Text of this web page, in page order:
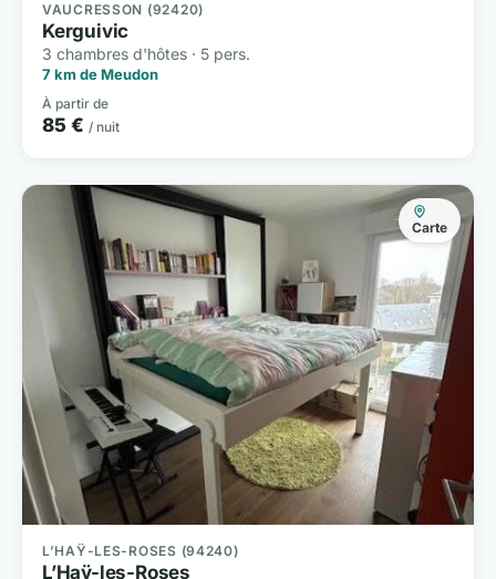
VAUCRESSON (92420)
Kerguivic
3 chambres d'hôtes · 5 pers.
7 km de Meudon
À partir de
85 € / nuit
Carte
L’HAŸ-LES-ROSES (94240)
L’Haÿ-les-Roses